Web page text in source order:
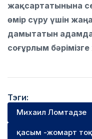
жақсартатынына
өмір сүру үшін
дамытатын
соғұрлым
Тэги:
Михаил Ломтадзе
қасым -жомарт